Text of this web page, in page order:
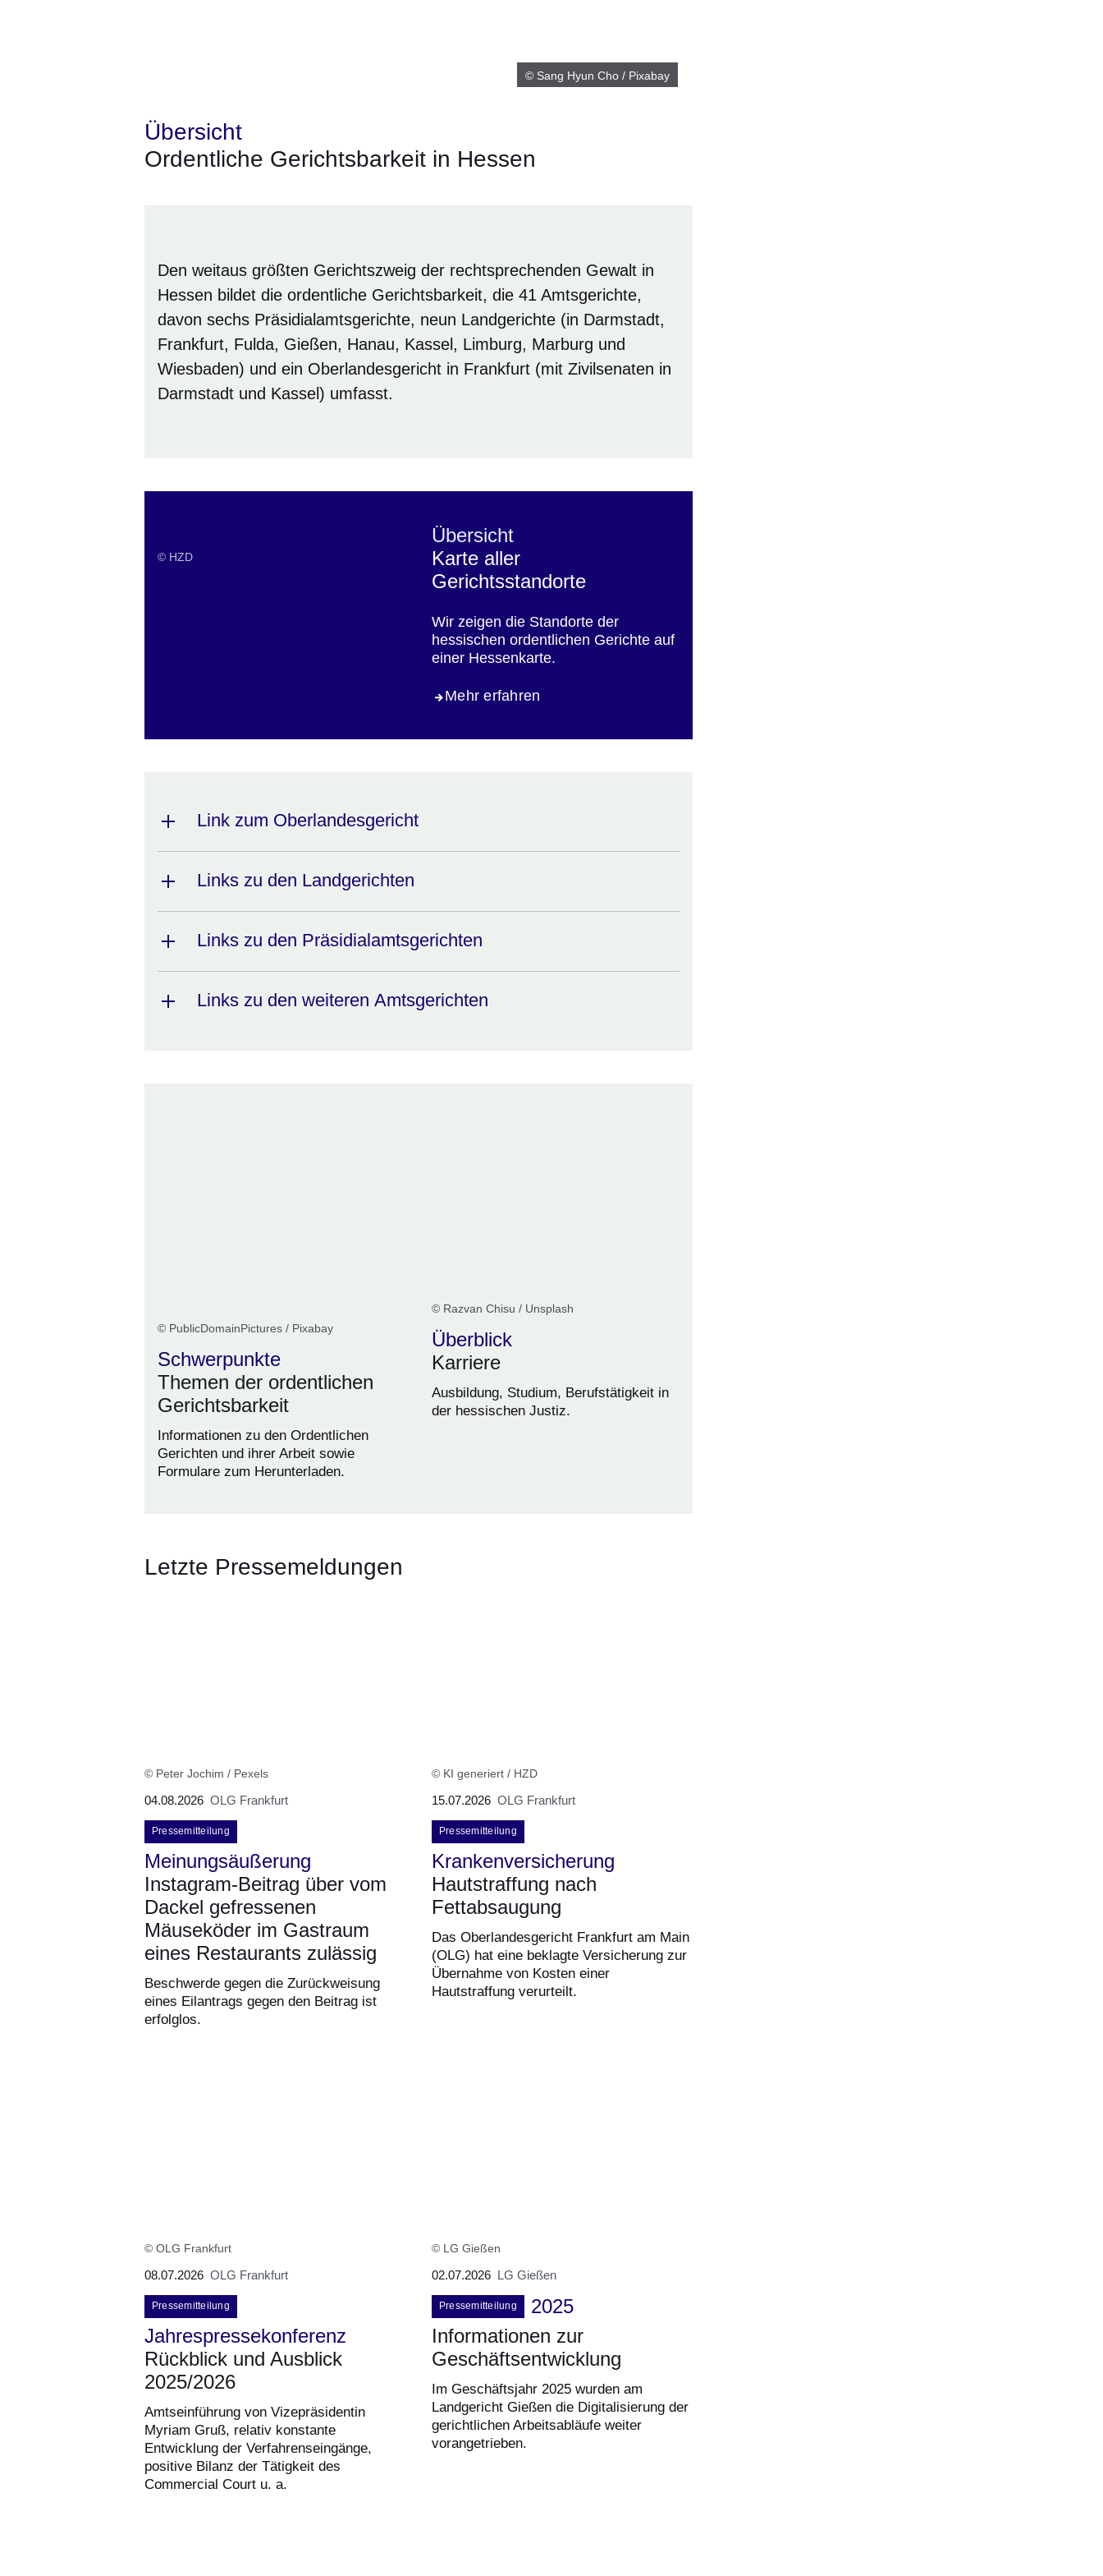
© Sang Hyun Cho / Pixabay
Übersicht
Ordentliche Gerichtsbarkeit in Hessen
Den weitaus größten Gerichtszweig der rechtsprechenden Gewalt in
Hessen bildet die ordentliche Gerichtsbarkeit, die 41 Amtsgerichte,
davon sechs Präsidialamtsgerichte, neun Landgerichte (in Darmstadt,
Frankfurt, Fulda, Gießen, Hanau, Kassel, Limburg, Marburg und
Wiesbaden) und ein Oberlandesgericht in Frankfurt (mit Zivilsenaten in
Darmstadt und Kassel) umfasst.
© HZD
Übersicht
Karte aller
Gerichtsstandorte
Wir zeigen die Standorte der
hessischen ordentlichen Gerichte auf
einer Hessenkarte.
Mehr erfahren
Link zum Oberlandesgericht
Links zu den Landgerichten
Links zu den Präsidialamtsgerichten
Links zu den weiteren Amtsgerichten
© PublicDomainPictures / Pixabay
Schwerpunkte
Themen der ordentlichen
Gerichtsbarkeit
Informationen zu den Ordentlichen
Gerichten und ihrer Arbeit sowie
Formulare zum Herunterladen.
© Razvan Chisu / Unsplash
Überblick
Karriere
Ausbildung, Studium, Berufstätigkeit in
der hessischen Justiz.
Letzte Pressemeldungen
© Peter Jochim / Pexels
04.08.2026 OLG Frankfurt
Pressemitteilung
Meinungsäußerung
Instagram-Beitrag über vom
Dackel gefressenen
Mäuseköder im Gastraum
eines Restaurants zulässig
Beschwerde gegen die Zurückweisung
eines Eilantrags gegen den Beitrag ist
erfolglos.
© KI generiert / HZD
15.07.2026 OLG Frankfurt
Pressemitteilung
Krankenversicherung
Hautstraffung nach
Fettabsaugung
Das Oberlandesgericht Frankfurt am Main
(OLG) hat eine beklagte Versicherung zur
Übernahme von Kosten einer
Hautstraffung verurteilt.
© OLG Frankfurt
08.07.2026 OLG Frankfurt
Pressemitteilung
Jahrespressekonferenz
Rückblick und Ausblick
2025/2026
Amtseinführung von Vizepräsidentin
Myriam Gruß, relativ konstante
Entwicklung der Verfahrenseingänge,
positive Bilanz der Tätigkeit des
Commercial Court u. a.
© LG Gießen
02.07.2026 LG Gießen
Pressemitteilung
2025
Informationen zur
Geschäftsentwicklung
Im Geschäftsjahr 2025 wurden am
Landgericht Gießen die Digitalisierung der
gerichtlichen Arbeitsabläufe weiter
vorangetrieben.